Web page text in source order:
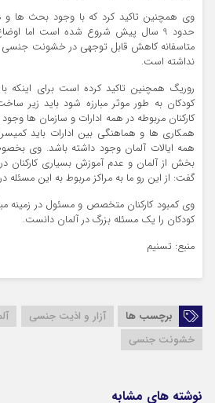
وی همچنین تاکید کرد که با وجود بحث ها و
حدود 9 سال پیش شروع شده است اما
متاسفانه کاهش قابل توجهی در خشونت جنسی
نداشته است.
روریگ همچنین تاکید کرده است برای اینکه
کودکان به طور موثر مبارزه شود باید زیر
کارکنان مربوطه در همه ادارات و سازمان ها
همکاری ها و هماهنگی بین ادارات باید
همه ایالات آلمان وجود داشته باشد. وی
بخش از آلمان و عدم آموزش بسیاری کارکنان در
گفت: از این رو ما به مراکز مربوط به این مسئله
وی کمبود کارکنان متخصص و مسئول در زمینه
کودکان را یک مسئله بزرگ در آلمان دانست.
منبع: تسنیم
برچسب ها آزار و اذیت جنسی
خشونت جنسی
نوشته های مشابه